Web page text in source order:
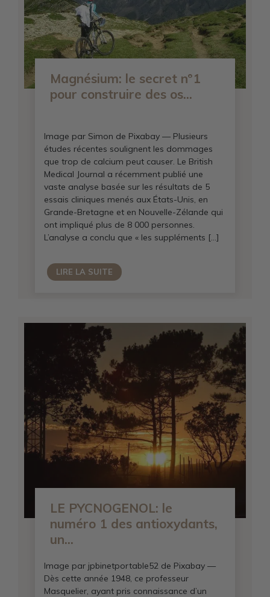
Magnésium: le secret n°1
pour construire des os...
Image par Simon de Pixabay — Plusieurs
études récentes soulignent les dommages
que trop de calcium peut causer. Le British
Medical Journal a récemment publié une
vaste analyse basée sur les résultats de 5
essais cliniques menés aux États-Unis, en
Grande-Bretagne et en Nouvelle-Zélande qui
ont impliqué plus de 8 000 personnes.
L’analyse a conclu que « les suppléments […]
LIRE LA SUITE
LE PYCNOGENOL: le
numéro 1 des antioxydants,
un...
Image par jpbinetportable52 de Pixabay —
Dès cette année 1948, ce professeur
Masquelier, ayant pris connaissance d’un